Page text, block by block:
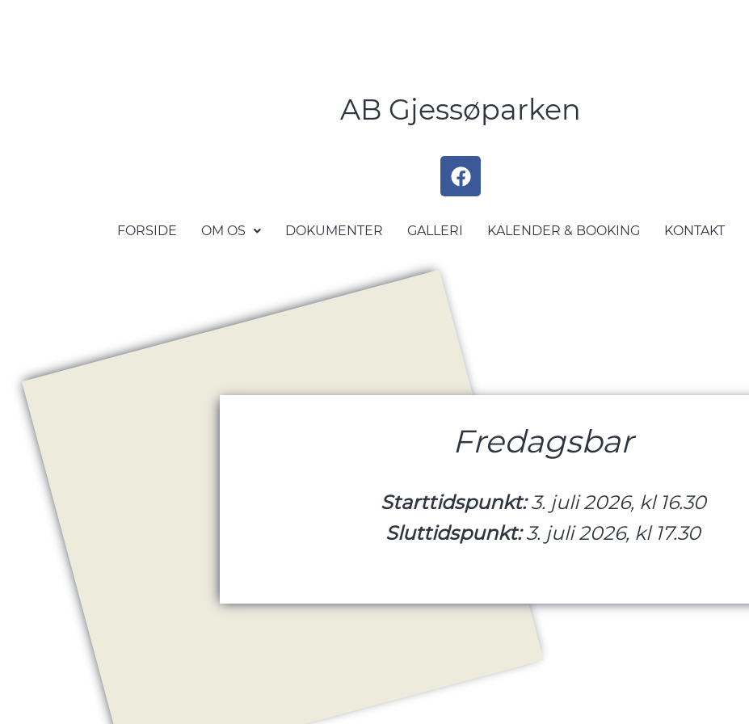
AB Gjessøparken
FORSIDE OM OS DOKUMENTER GALLERI KALENDER & BOOKING KONTAKT
Fredagsbar
Starttidspunkt:3. juli 2026, kl 16.30
Sluttidspunkt:3. juli 2026, kl 17.30